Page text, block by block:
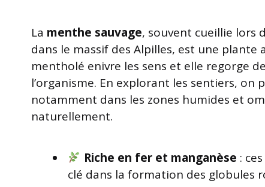
La menthe sauvage, souvent cueillie lors
dans le massif des Alpilles, est une
mentholé enivre les sens et elle regorge
l’organisme. En explorant les sentiers,
notamment dans les zones humides et
naturellement.
Riche en fer et manganèse :
clé dans la formation des globules